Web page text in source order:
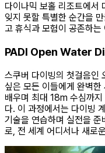
다이나믹 보홀 리조트에서
잊지 못할 특별한 순간을
고 휴식과 모험이 공존하
PADI Open Water
스쿠버 다이빙의 첫걸음인
싶은 모든 이들에게 완벽
배우며 최대 18m 수심까
다. 이 과정에서는 다이빙
기술을 연습하며 실전을
로, 전 세계 어디서나 새로